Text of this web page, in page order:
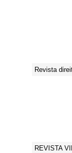
Revista
REVISTA